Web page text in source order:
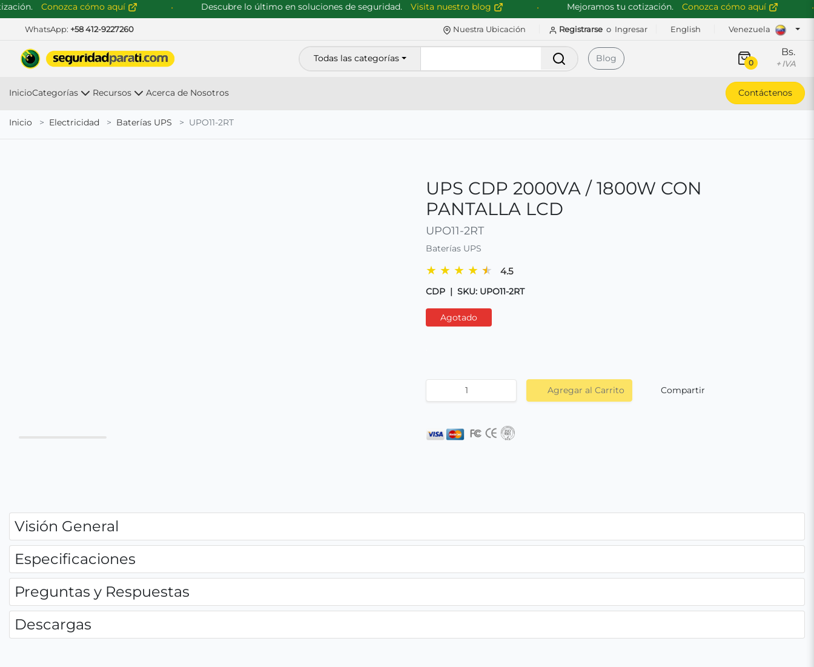
Mejoramos tu cotización. Conozca cómo aquí
Conozca cómo aquí Descubre lo último en soluciones de seguridad. Visita nuestro blog
WhatsApp: +58 412-9227260 Nuestra Ubicación Registrarse o Ingresar English Venezuela
Todas las categorías Buscar Blog 0
Bs.
+ IVA
InicioCategorías Recursos Acerca de Nosotros Contáctenos
Inicio Electricidad Baterías UPS UPO11-2RT
UPS CDP 2000VA / 1800W CON
PANTALLA LCD
UPO11-2RT
Baterías UPS
★ ★ ★ ★ ★ 4.5
CDP | SKU: UPO11-2RT
Agotado
Agregar al Carrito Compartir
Visión General
Especificaciones
Preguntas y Respuestas
Descargas